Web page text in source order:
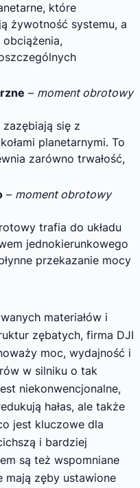
które
żywotność systemu, a
– moment obrotowy
zazębiają się z
planetarnymi. To
zarówno trwałość,
– moment obrotowy
trafia do układu
jednokierunkowego
przekazanie mocy
materiałów i
zębatych, firma DJI
moc, wydajność i
w silniku o tak
niekonwencjonalne,
hałas, ale także
jest kluczowe dla
i bardziej
są też wspomniane
mają zęby ustawione